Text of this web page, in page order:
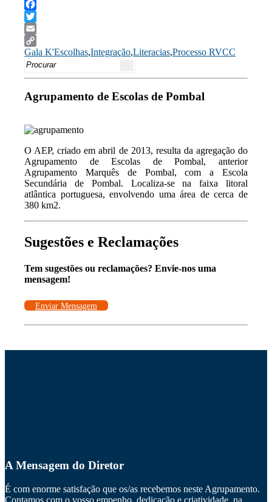
Facebook
Twitter
Email
Copy
Link
Gala K'Escolhas,Integração,Literacias,Processo RVCC
Search
Agrupamento de Escolas de Pombal
O AEP, criado em abril de 2013, resulta da agregação do
Agrupamento de Escolas de Pombal, anterior
Agrupamento Marquês de Pombal, com a Escola
Secundária de Pombal. Localiza-se na faixa litoral
atlântica portuguesa, envolvendo uma área de cerca de
380 km2.
Sugestões e Reclamações
Tem sugestões ou reclamações? Envie-nos uma
mensagem!
Enviar Mensagem
A Mensagem do Diretor
É com enorme satisfação que os/as recebemos neste Agrupamento.
Contamos com o vosso empenho, dedicação e criatividade, na